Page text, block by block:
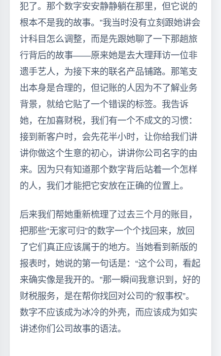
犯了。那个数字安安静静躺在那里，但它说的
根本不是我的故事。”我当时没有立刻跟她讲会
计科目怎么调整，而是先跟她聊了一下那趟旅
行背后的故事——原来她是去大理拜访一位非
遗手艺人，为接下来的联名产品铺路。那笔支
出本身是合理的，但记账的人因为不了解业务
背景，就给它贴了一个错误的标签。我告诉
她，在加喜财税，我们有一个不成文的习惯：
接到新客户时，会先花半小时，让你给我们讲
讲你做这个生意的初心，讲讲你公司名字的由
来。因为只有知道那个数字背后站着一个怎样
的人，我们才能把它安放在正确的位置上。
后来我们帮她重新梳理了过去三个月的账目，
把那些“无家可归”的数字一个个找回来，放回
了它们真正应该属于的地方。当她看到新版的
报表时，她说的第一句话是：“这个公司，看起
来确实像是我开的。”那一瞬间我意识到，好的
财税服务，是在帮你找回对公司的“叙事权”。
数字不应该成为冰冷的外壳，而应该成为如实
讲述你们公司故事的语法。